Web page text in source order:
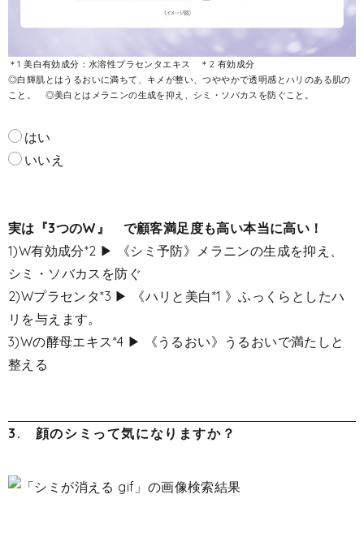
＊1 美白有効成分：水溶性プラセンタエキス ＊2 有効成分
◎白輝肌とはうるおいに満ちて、キメが整い、つややかで透明感とハリのある肌の
こと。 ◎美白とはメラニンの生成を抑え、シミ・ソバカスを防ぐこと。
はい
いいえ
実は『3つのW』 で顧客満足度も高い本当に高い！
1)W有効成分*2 ▶ 《シミ予防》メラニンの生成を抑え、
シミ・ソバカスを防ぐ
2)Wプラセンタ*3 ▶ 《ハリと美白*1 》ふっくらとしたハ
リを与えます。
3)Wの酵母エキス*4 ▶ 《うるおい》うるおいで満たしと
整える
3. 顔のシミって気になりますか？